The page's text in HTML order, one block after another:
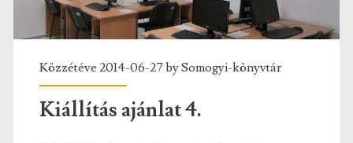
Közzétéve 2014-06-27 bySomogyi-könyvtár
Kiállítás ajánlat 4.